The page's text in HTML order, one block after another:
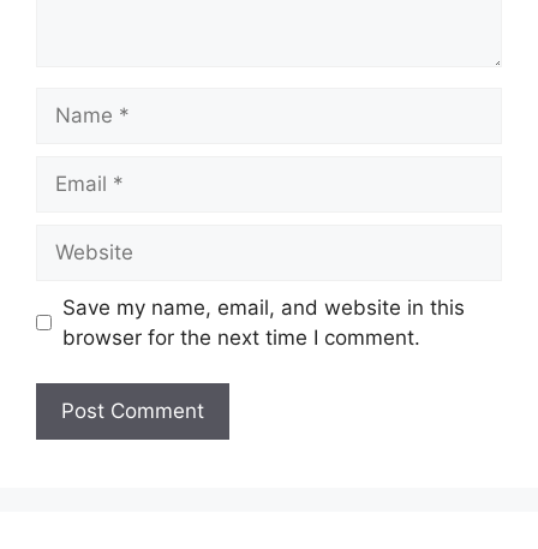
Save my name, email, and website in this
browser for the next time I comment.